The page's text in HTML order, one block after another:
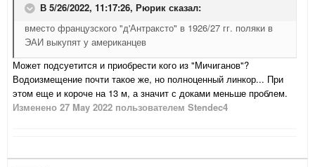
В 5/26/2022, 11:17:26, Рюрик сказал:
вместо французского "д'Антраксто" в 1926/27 гг. поляки в
ЭАИ выкупят у американцев
Может подсуетится и приобрести кого из "Мичиганов"?
Водоизмещение почти такое же, но полноценный линкор... При
этом еще и короче на 13 м, а значит с доками меньше проблем.
Изменено 27 May 2022 пользователем Stendec4